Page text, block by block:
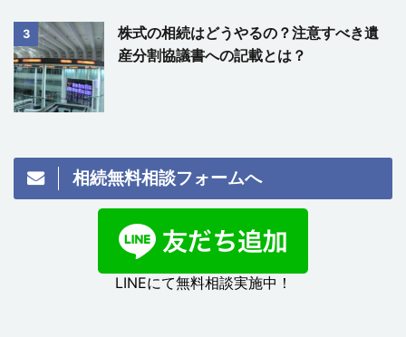
3
株式の相続はどうやるの？注意すべき遺
産分割協議書への記載とは？
相続無料相談フォームへ
LINEにて無料相談実施中！